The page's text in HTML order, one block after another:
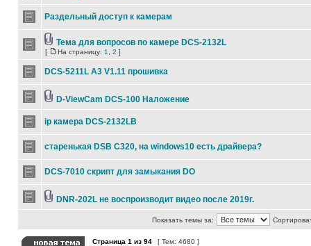
Раздельный доступ к камерам
Тема для вопросов по камере DCS-2132L
[ На страницу: 1 2 ]
DCS-5211L A3 V1.11 прошивка
D-ViewCam DCS-100 Наложение
ip камера DCS-2132LB
старенькая DSB C320, на windows10 есть драйвера?
DCS-7010 скрипт для замыкания DO
DNR-202L не воспроизводит видео после 2019г.
Показать темы за:
Страница 1 из 94 [ Тем: 4680 ]